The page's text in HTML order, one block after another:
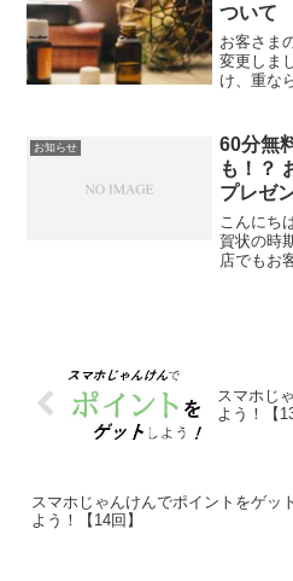
ついて
お客さま
変更しま
け、重な
術前も石
顔の部分
お知らせ
60分無
も！？
プレゼ
こんにち
賀状の時
店でもお
スマホじ
よう！【
スマホじゃんけんでポイントをゲッ
よう！【14回】